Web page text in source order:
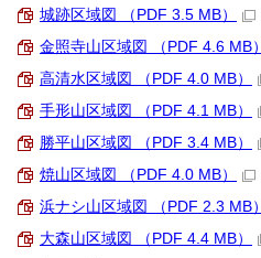
城跡区域図 （PDF 3.5 MB）
金照寺山区域図 （PDF 4.6 MB）
高清水区域図 （PDF 4.0 MB）
手形山区域図 （PDF 4.1 MB）
勝平山区域図 （PDF 3.4 MB）
焼山区域図 （PDF 4.0 MB）
浜ナシ山区域図 （PDF 2.3 MB）
大森山区域図 （PDF 4.4 MB）